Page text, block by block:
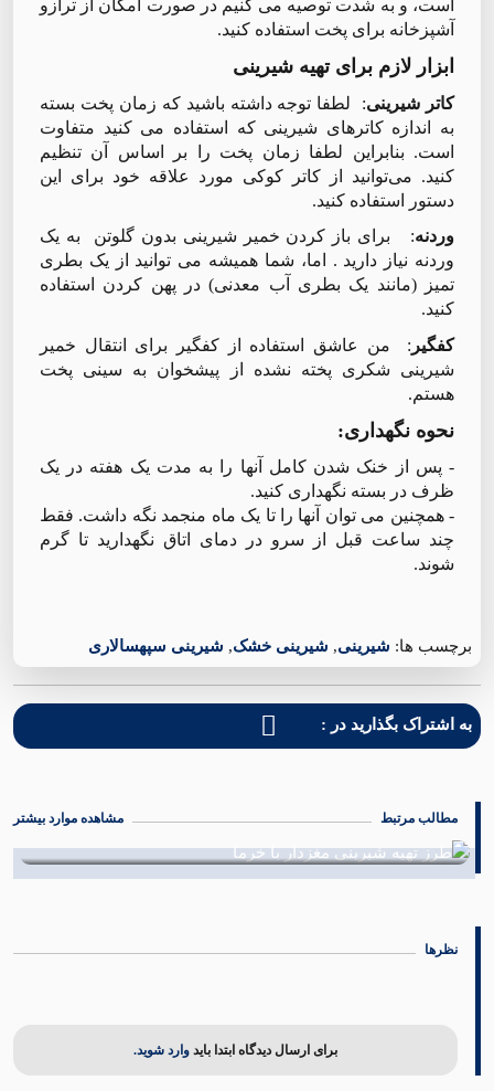
است، و به شدت توصیه می کنیم در صورت امکان از ترازو
آشپزخانه برای پخت استفاده کنید.
ابزار لازم برای تهیه شیرینی
کاتر شیرینی: لطفا توجه داشته باشید که زمان پخت بسته
به اندازه کاترهای شیرینی که استفاده می کنید متفاوت
است. بنابراین لطفا زمان پخت را بر اساس آن تنظیم
کنید. می‌توانید از کاتر کوکی مورد علاقه خود برای این
دستور استفاده کنید.
وردنه: برای باز کردن خمیر شیرینی بدون گلوتن به یک
وردنه نیاز دارید . اما، شما همیشه می توانید از یک بطری
تمیز (مانند یک بطری آب معدنی) در پهن کردن استفاده
کنید.
کفگیر : من عاشق استفاده از کفگیر برای انتقال خمیر
شیرینی شکری پخته نشده از پیشخوان به سینی پخت
هستم.
نحوه نگهداری:
- پس از خنک شدن کامل آنها را به مدت یک هفته در یک
ظرف در بسته نگهداری کنید.
- همچنین می توان آنها را تا یک ماه منجمد نگه داشت. فقط
چند ساعت قبل از سرو در دمای اتاق نگهدارید تا گرم
شوند.
برچسب ها: شیرینی, شیرینی خشک, شیرینی سپهسالاری
به اشتراک بگذارید در :
مطالب مرتبط مشاهده موارد بیشتر
نظرها
برای ارسال دیدگاه ابتدا باید وارد شوید.